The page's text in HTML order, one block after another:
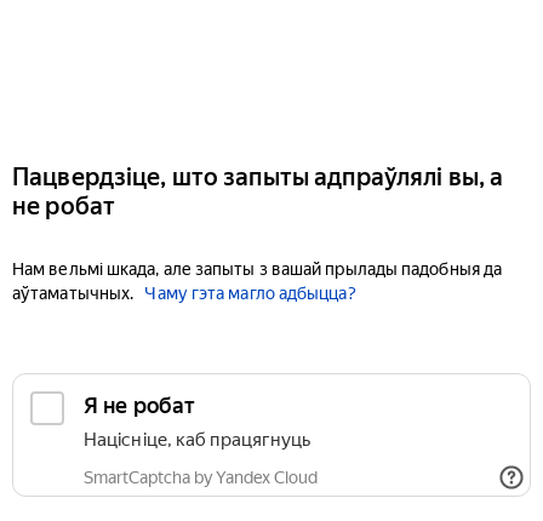
Пацвердзіце, што запыты адпраўлялі вы, а
не робат
Нам вельмі шкада, але запыты з вашай прылады падобныя да
аўтаматычных.
Чаму гэта магло адбыцца?
Я не робат
Націсніце, каб працягнуць
SmartCaptcha by Yandex Cloud